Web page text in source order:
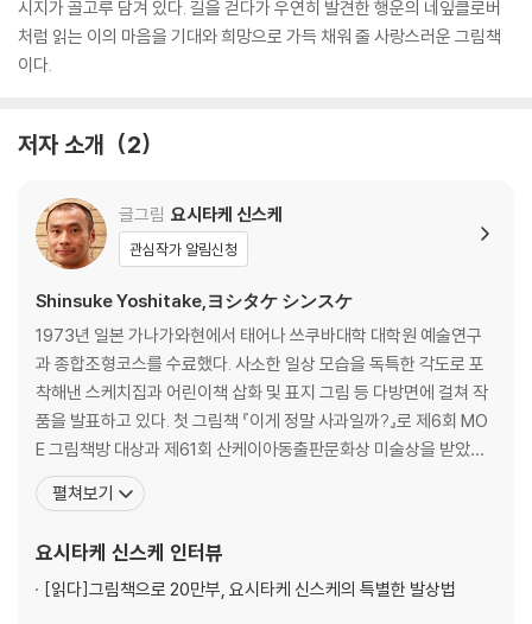
시지가 골고루 담겨 있다. 길을 걷다가 우연히 발견한 행운의 네잎클로버
처럼 읽는 이의 마음을 기대와 희망으로 가득 채워 줄 사랑스러운 그림책
이다.
저자 소개 2
글그림 요시타케 신스케
관심작가 알림신청
Shinsuke Yoshitake,ヨシタケ シンスケ
1973년 일본 가나가와현에서 태어나 쓰쿠바대학 대학원 예술연구
과 종합조형코스를 수료했다. 사소한 일상 모습을 독특한 각도로 포
착해낸 스케치집과 어린이책 삽화 및 표지 그림 등 다방면에 걸쳐 작
품을 발표하고 있다. 첫 그림책 『이게 정말 사과일까?』로 제6회 MO
E 그림책방 대상과 제61회 산케이아동출판문화상 미술상을 받았다.
『이유가 있어요』로 제8회 MOE 그림책방 대상, 『벗지 말걸 그랬어』
로 볼로냐 라가치상 특별상, 『이게 정말 천국일까?』로 제51회 신풍상
리고 쓴 책으로 『결국 못 하고 끝난 일』
펼쳐보기
요시타케 신스케 인터뷰
[읽다]그림책으로 20만부, 요시타케 신스케의 특별한 발상법